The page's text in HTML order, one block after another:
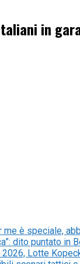
in
me è speciale,
dito puntato in
2026, Lotte